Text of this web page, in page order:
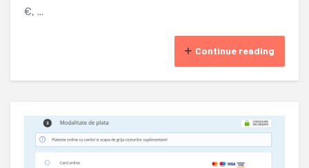
€, ...
Continue reading